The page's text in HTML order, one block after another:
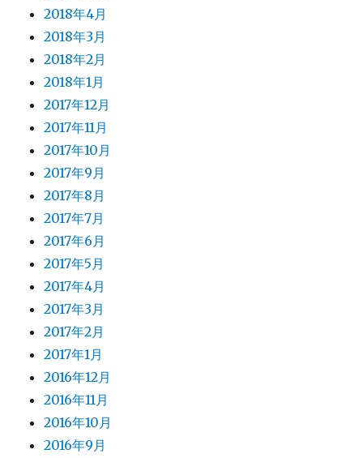
2018年4月
2018年3月
2018年2月
2018年1月
2017年12月
2017年11月
2017年10月
2017年9月
2017年8月
2017年7月
2017年6月
2017年5月
2017年4月
2017年3月
2017年2月
2017年1月
2016年12月
2016年11月
2016年10月
2016年9月